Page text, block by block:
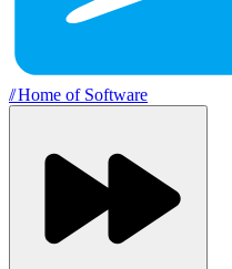
//Home of Software